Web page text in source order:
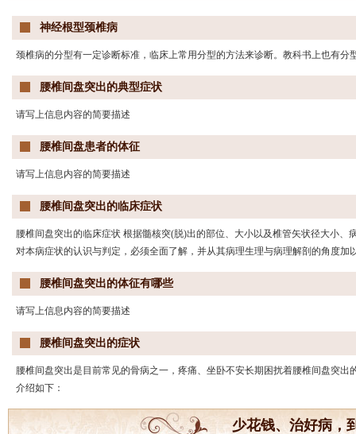
神经根型颈椎病
颈椎病的分型有一定诊断标准，临床上常用分型的方法来诊断。教科书上也有
腰椎间盘突出的典型症状
请写上信息内容的简要描述
腰椎间盘患者的体征
请写上信息内容的简要描述
腰椎间盘突出的临床症状
腰椎间盘突出的临床症状 根据髓核突(脱)出的部位、大小以及椎管矢状径大小
对本病症状的认识与判定，必须全面了解，并从其病理生理与病理解剖的角度加
腰椎间盘突出的体征有哪些
请写上信息内容的简要描述
腰椎间盘突出的症状
腰椎间盘突出是目前常见的骨病之一，疼痛、坐卧不安长期困扰着腰椎间盘突
介绍如下：
少花钱、治好病，